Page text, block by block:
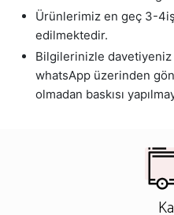
Ürünlerimiz en geç 3-
edilmektedir.
Bilgilerinizle davetiyeniz
whatsApp üzerinden
olmadan baskısı